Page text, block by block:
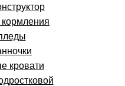
кормления
кровати